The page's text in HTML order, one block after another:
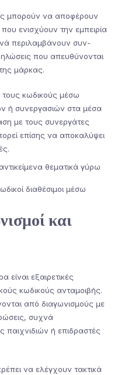
μπορούν να αποφέρουν
ενισχύουν την εμπειρία
περιλαμβάνουν συν-
που απευθύνονται
μάρκας.
κωδικούς μέσω
ή συνεργασιών στα μέσα
με τους συνεργάτες
επίσης να αποκαλύψει
θεματικά γύρω
διαθέσιμοι μέσω
και
είναι εξαιρετικές
κωδικούς ανταμοιβής.
από διαγωνισμούς με
συχνά
παιχνιδιών ή επιδραστές
να ελέγχουν τακτικά